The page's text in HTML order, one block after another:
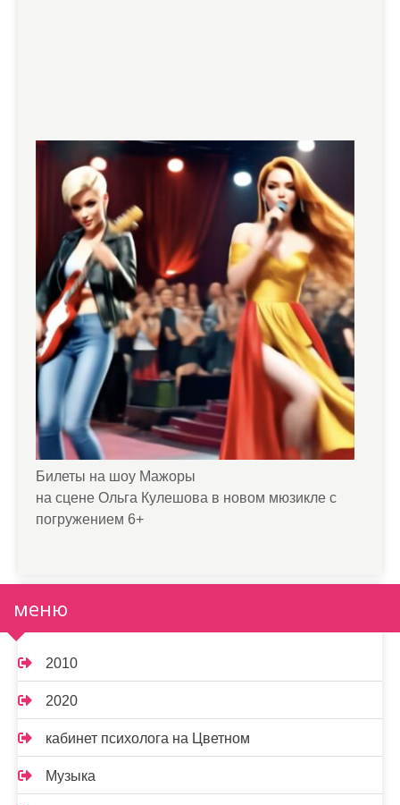
Билеты на шоу Мажоры
на сцене Ольга Кулешова в новом мюзикле с
погружением 6+
меню
2010
2020
кабинет психолога на Цветном
Музыка